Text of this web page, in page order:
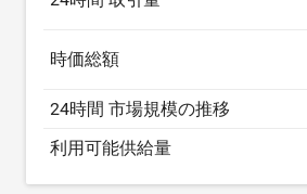
時価総額
24時間 市場規模の推移
利用可能供給量